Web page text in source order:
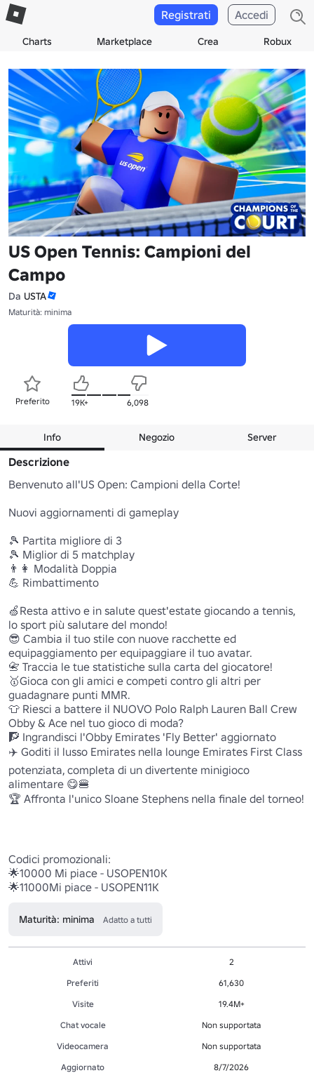
Charts Marketplace Crea Robux
Registrati Accedi
US Open Tennis: Campioni del
Campo
Da USTA
Maturità: minima
Preferito 19K+ 6,098
Info Negozio Server
Descrizione
Benvenuto all'US Open: Campioni della Corte!
Nuovi aggiornamenti di gameplay
🎾 Partita migliore di 3
🎾 Miglior di 5 matchplay
👨👩 Modalità Doppia
💪 Rimbattimento
🍏Resta attivo e in salute quest'estate giocando a tennis,
lo sport più salutare del mondo!
😎 Cambia il tuo stile con nuove racchette ed
equipaggiamento per equipaggiare il tuo avatar.
📇 Traccia le tue statistiche sulla carta del giocatore!
🥇Gioca con gli amici e competi contro gli altri per
guadagnare punti MMR.
👕 Riesci a battere il NUOVO Polo Ralph Lauren Ball Crew
Obby & Ace nel tuo gioco di moda?
🧗 Ingrandisci l'Obby Emirates 'Fly Better' aggiornato
✈️ Goditi il lusso Emirates nella lounge Emirates First Class
potenziata, completa di un divertente minigioco
alimentare 😋🍔
🏆 Affronta l'unico Sloane Stephens nella finale del torneo!
Codici promozionali:
🌟10000 Mi piace - USOPEN10K
🌟11000Mi piace - USOPEN11K
Maturità: minima Adatto a tutti
Attivi
2
Preferiti
61,630
Visite
19.4M+
Chat vocale
Non supportata
Videocamera
Non supportata
Aggiornato
8/7/2026